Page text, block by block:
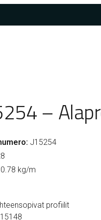
–
J15254
0.78 kg/m
profiilit